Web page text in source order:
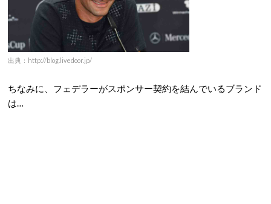
出典：http://blog.livedoor.jp/
ちなみに、フェデラーがスポンサー契約を結んでいるブランド
は…